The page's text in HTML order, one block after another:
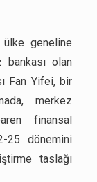
ülke geneline
bankası olan
Fan Yifei, bir
merkez
finansal
25 dönemini
taslağı